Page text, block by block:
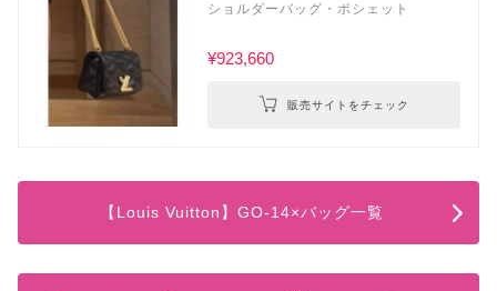
ショルダーバッグ・ポシェット
¥923,660
販売サイトをチェック
【Louis Vuitton】GO-14×バッグ一覧